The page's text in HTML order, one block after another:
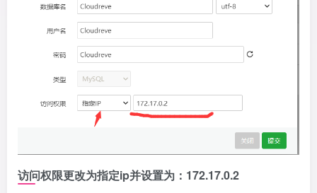
访问权限更改为指定ip并设置为：172.17.0.2